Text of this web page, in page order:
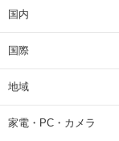
国内
国際
地域
家電・PC・カメラ